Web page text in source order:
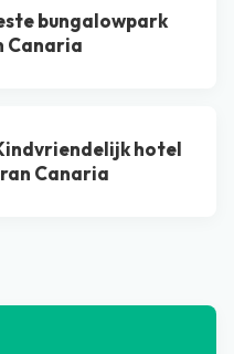
bungalowpark
Canaria
hotel
Canaria